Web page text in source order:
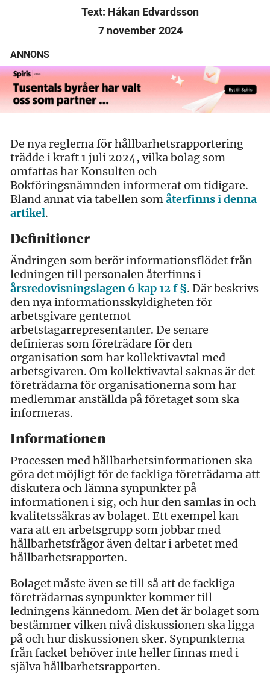
Text: Håkan Edvardsson
7 november 2024
ANNONS
De nya reglerna för hållbarhetsrapportering
trädde i kraft 1 juli 2024, vilka bolag som
omfattas har Konsulten och
Bokföringsnämnden informerat om tidigare.
Bland annat via tabellen somåterfinns i denna
artikel.
Definitioner
Ändringen som berör informationsflödet från
ledningen till personalen återfinns i
årsredovisningslagen 6 kap 12 f §. Där beskrivs
den nya informationsskyldigheten för
arbetsgivare gentemot
arbetstagarrepresentanter. De senare
definieras som företrädare för den
organisation som har kollektivavtal med
arbetsgivaren. Om kollektivavtal saknas är det
företrädarna för organisationerna som har
medlemmar anställda på företaget som ska
informeras.
Informationen
Processen med hållbarhetsinformationen ska
göra det möjligt för de fackliga företrädarna att
diskutera och lämna synpunkter på
informationen i sig, och hur den samlas in och
kvalitetssäkras av bolaget. Ett exempel kan
vara att en arbetsgrupp som jobbar med
hållbarhetsfrågor även deltar i arbetet med
hållbarhetsrapporten.
Bolaget måste även se till så att de fackliga
företrädarnas synpunkter kommer till
ledningens kännedom. Men det är bolaget som
bestämmer vilken nivå diskussionen ska ligga
på och hur diskussionen sker. Synpunkterna
från facket behöver inte heller finnas med i
själva hållbarhetsrapporten.